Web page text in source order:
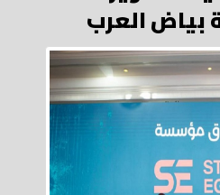
بياض العرب